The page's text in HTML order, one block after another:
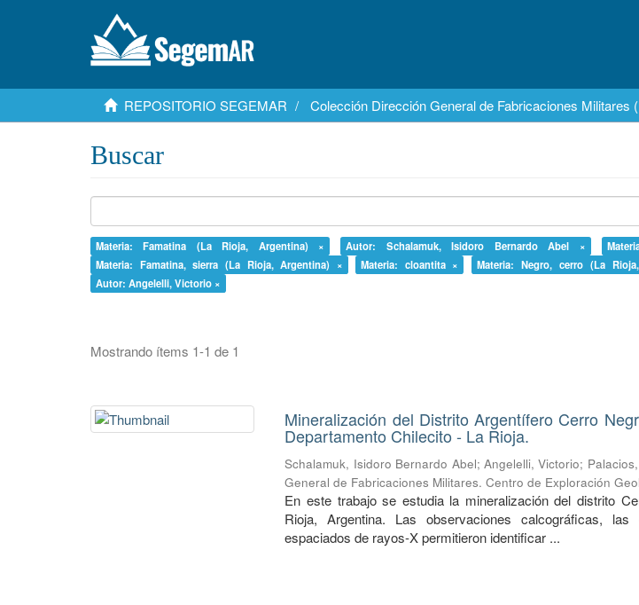
REPOSITORIO SEGEMAR Colección Dirección General de Fabricaciones Militares
Buscar
Materia: Famatina (La Rioja, Argentina) × Autor: Schalamuk, Isidoro Bernardo Abel ×
Materia: Famatina, sierra (La Rioja, Argentina) ×
Materia: cloantita × Materia: Negro, cerro (La
Autor: Angelelli, Victorio ×
Mostrando ítems 1-1 de 1
Mineralización del Distrito Argentífero Cerro
Departamento Chilecito - La Rioja.
Schalamuk, Isidoro Bernardo Abel; Angelelli, Victorio;
General de Fabricaciones Militares. Centro de Exploración
En este trabajo se estudia la mineralización del distrito
Rioja, Argentina. Las observaciones calcográficas,
espaciados de rayos-X permitieron identificar ...